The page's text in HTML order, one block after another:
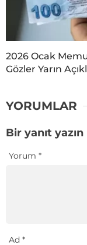
2026 Ocak
Gözler Yarın
YORUMLAR
Bir yanıt yazın
Yorum *
Ad *